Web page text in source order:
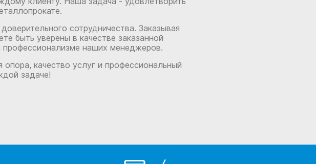
сотрудничества. Заказывая
быть уверены в качестве заказанной
профессионализме наших менеджеров.
качество услуг и профессиональный
задаче!